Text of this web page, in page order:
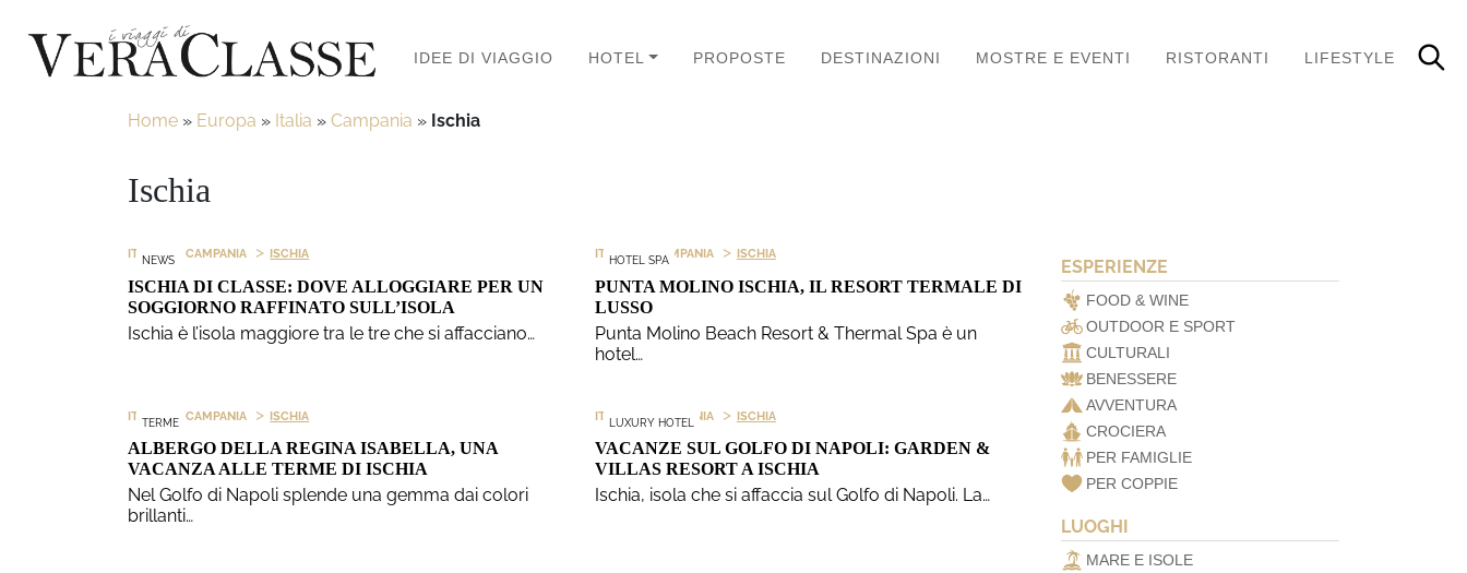
IDEE DI VIAGGIO HOTEL PROPOSTE DESTINAZIONI MOSTRE E EVENTI RISTORANTI LIFESTYLE
Home » Europa » Italia » Campania » Ischia
Ischia
NEWS
ITALIA > CAMPANIA > ISCHIA
ISCHIA DI CLASSE: DOVE ALLOGGIARE PER UN
SOGGIORNO RAFFINATO SULL’ISOLA
Ischia è l’isola maggiore tra le tre che si affacciano…
HOTEL SPA
ITALIA > CAMPANIA > ISCHIA
PUNTA MOLINO ISCHIA, IL RESORT TERMALE DI
LUSSO
Punta Molino Beach Resort & Thermal Spa è un
hotel…
TERME
ITALIA > CAMPANIA > ISCHIA
ALBERGO DELLA REGINA ISABELLA, UNA
VACANZA ALLE TERME DI ISCHIA
Nel Golfo di Napoli splende una gemma dai colori
brillanti…
LUXURY HOTEL
ITALIA > CAMPANIA > ISCHIA
VACANZE SUL GOLFO DI NAPOLI: GARDEN &
VILLAS RESORT A ISCHIA
Ischia, isola che si affaccia sul Golfo di Napoli. La…
ESPERIENZE
FOOD & WINE
OUTDOOR E SPORT
CULTURALI
BENESSERE
AVVENTURA
CROCIERA
PER FAMIGLIE
PER COPPIE
LUOGHI
MARE E ISOLE